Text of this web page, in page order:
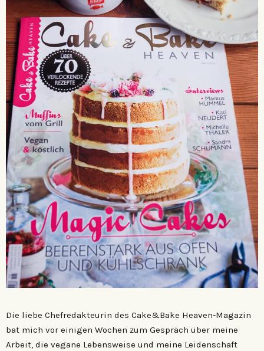
Die liebe Chefredakteurin des Cake&Bake Heaven-Magazin
bat mich vor einigen Wochen zum Gespräch über meine
Arbeit, die vegane Lebensweise und meine Leidenschaft